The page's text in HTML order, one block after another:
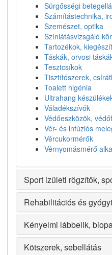
Sürgősségi
Számítástechnika,
Szemészet, optika
Színlátásvizsgáló
Tartozékok,
Táskák, orvosi
Tesztcsíkok
Tisztítószerek,
Toalett higénia
Ultrahang
Váladékszívók
Védőeszközök,
Vér- és infúziós
Vércukormérők
Vérnyomásmérő
Sport izületi rögzítők,
Rehabilitációs és
Kényelmi lábbelik,
Kötszerek, sebellátás